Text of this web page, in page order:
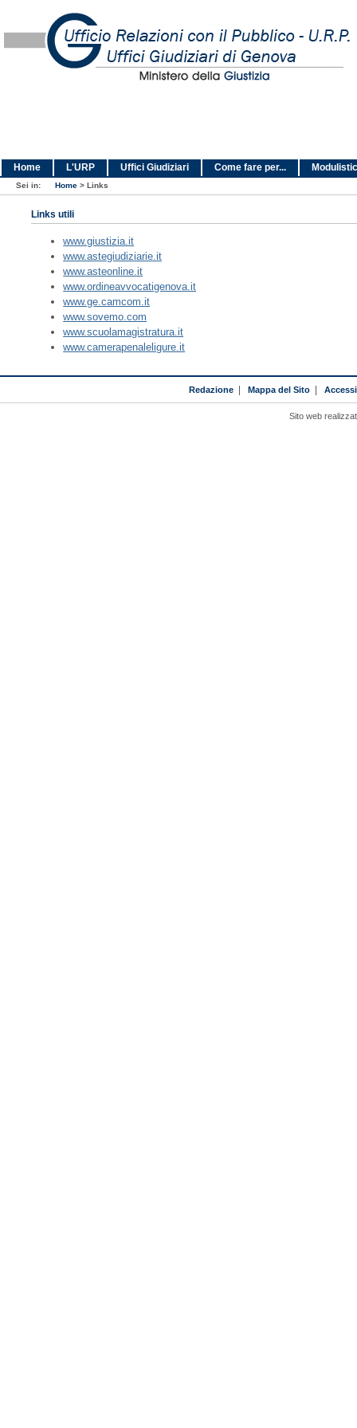
Home L'URP Uffici Giudiziari Come fare per...
Sei in: Home > Links
Links utili
www.giustizia.it
www.astegiudiziarie.it
www.asteonline.it
www.ordineavvocatigenova.it
www.ge.camcom.it
www.sovemo.com
www.scuolamagistratura.it
www.camerapenaleligure.it
Redazione| Mappa del Sito|
Sito web